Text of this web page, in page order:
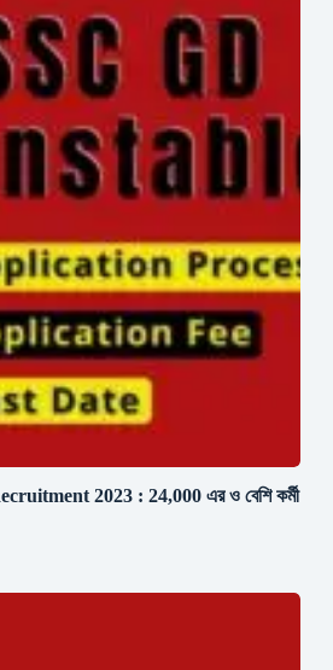
2023 : 24,000 এর ও বেশি কর্মী